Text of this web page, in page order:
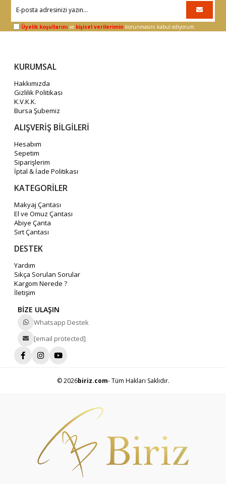
Üyelik koşullarını ve kişisel verilerimin korunmasını kabul ediyorum.
KURUMSAL
Hakkımızda
Gizlilik Politikası
K.V.K.K.
Bursa Şubemiz
ALIŞVERİŞ BİLGİLERİ
Hesabım
Sepetim
Siparişlerim
İptal & İade Politikası
KATEGORİLER
Makyaj Çantası
El ve Omuz Çantası
Abiye Çanta
Sırt Çantası
DESTEK
Yardım
Sıkça Sorulan Sorular
Kargom Nerede ?
İletişim
BİZE ULAŞIN
Whatsapp Destek
[email protected]
© 2026biriz.com- Tüm Hakları Saklıdır.